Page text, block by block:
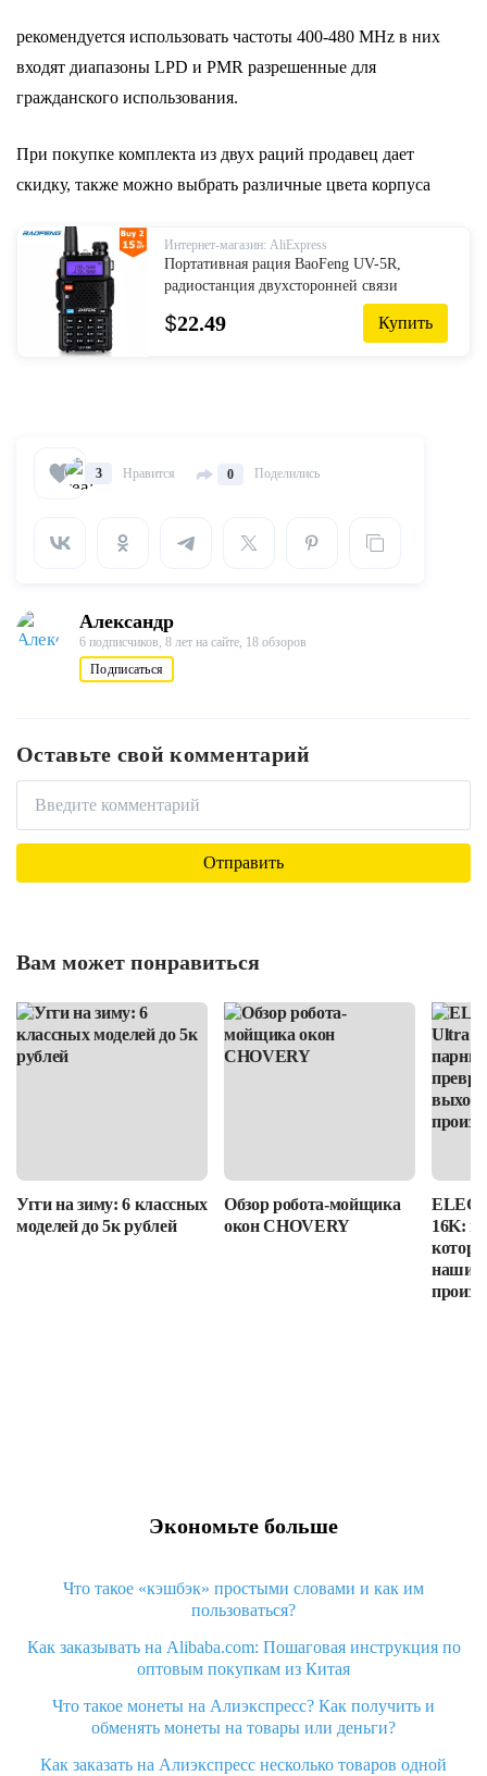
рекомендуется использовать частоты 400-480 MHz в них
входят диапазоны LPD и PMR разрешенные для
гражданского использования.
При покупке комплекта из двух раций продавец дает
скидку, также можно выбрать различные цвета корпуса
Интернет-магазин: AliExpress
Портативная рация BaoFeng UV-5R,
радиостанция двухсторонней связи
обновленной версии, 128 каналов, 5 Вт,
УКВ УВЧ, 136-174 МГц и 400-520 МГц
$22.49 Купить
3 Нравится 0 Поделились
Александр
6 подписчиков, 8 лет на сайте, 18 обзоров
Подписаться
Оставьте свой комментарий
Вам может понравиться
Угги на зиму: 6 классных
моделей до 5к рублей
Обзор робота-мойщика
окон CHOVERY
16K:
наши
Экономьте больше
Что такое «кэшбэк» простыми словами и как им
пользоваться?
Как заказывать на Alibaba.com: Пошаговая инструкция по
оптовым покупкам из Китая
Что такое монеты на Алиэкспресс? Как получить и
обменять монеты на товары или деньги?
Как заказать на Алиэкспресс несколько товаров одной